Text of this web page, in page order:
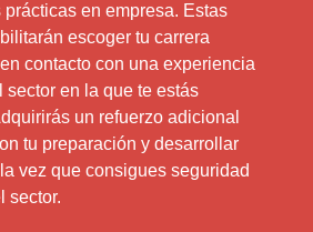
en empresa. Estas
escoger tu carrera
contacto con una experiencia
sector en la que te estás
un refuerzo adicional
tu preparación y desarrollar
vez que consigues seguridad
sector.